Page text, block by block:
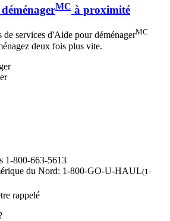
MC à proximité
de services d'Aide pour déménagerMC
deux fois plus vite.
1-800-663-5613
du Nord: 1-800-GO-U-HAUL(1-
rappelé